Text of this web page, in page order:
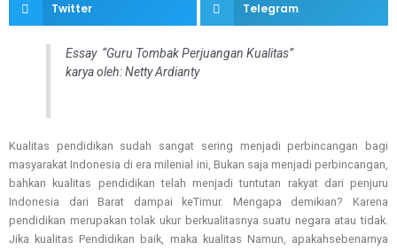
Twitter Telegram
Essay “Guru Tombak Perjuangan Kualitas”
karya oleh: Netty Ardianty
Kualitas pendidikan sudah sangat sering menjadi perbincangan bagi
masyarakat Indonesia di era milenial ini, Bukan saja menjadi perbincangan,
bahkan kualitas pendidikan telah menjadi tuntutan rakyat dari penjuru
Indonesia dari Barat dampai keTimur. Mengapa demikian? Karena
pendidikan merupakan tolak ukur berkualitasnya suatu negara atau tidak.
Jika kualitas Pendidikan baik, maka kualitas Namun, apakahsebenarnya